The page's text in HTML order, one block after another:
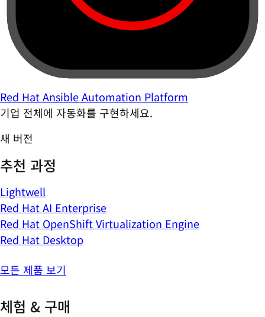
Red Hat Ansible Automation Platform
기업 전체에 자동화를 구현하세요.
새 버전
추천 과정
Lightwell
Red Hat AI Enterprise
Red Hat OpenShift Virtualization Engine
Red Hat Desktop
모든 제품 보기
체험 & 구매